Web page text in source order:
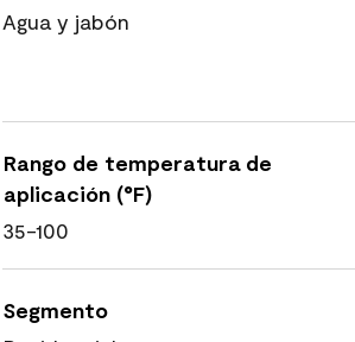
Agua y jabón
Rango de temperatura de
aplicación (°F)
35-100
Segmento